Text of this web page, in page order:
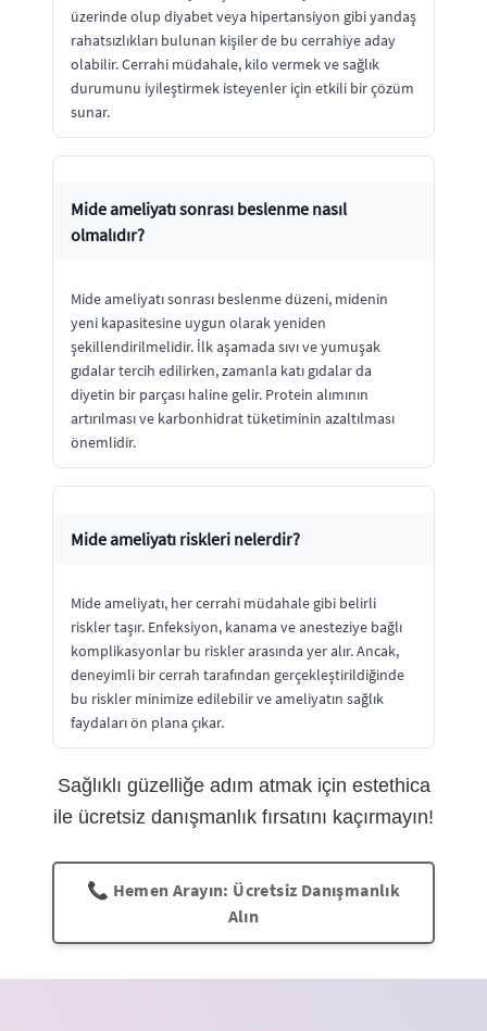
üzerinde olup diyabet veya hipertansiyon gibi yandaş
rahatsızlıkları bulunan kişiler de bu cerrahiye aday
olabilir. Cerrahi müdahale, kilo vermek ve sağlık
durumunu iyileştirmek isteyenler için etkili bir çözüm
sunar.
Mide ameliyatı sonrası beslenme nasıl
olmalıdır?
Mide ameliyatı sonrası beslenme düzeni, midenin
yeni kapasitesine uygun olarak yeniden
şekillendirilmelidir. İlk aşamada sıvı ve yumuşak
gıdalar tercih edilirken, zamanla katı gıdalar da
diyetin bir parçası haline gelir. Protein alımının
artırılması ve karbonhidrat tüketiminin azaltılması
önemlidir.
Mide ameliyatı riskleri nelerdir?
Mide ameliyatı, her cerrahi müdahale gibi belirli
riskler taşır. Enfeksiyon, kanama ve anesteziye bağlı
komplikasyonlar bu riskler arasında yer alır. Ancak,
deneyimli bir cerrah tarafından gerçekleştirildiğinde
bu riskler minimize edilebilir ve ameliyatın sağlık
faydaları ön plana çıkar.
Sağlıklı güzelliğe adım atmak için estethica
ile ücretsiz danışmanlık fırsatını kaçırmayın!
📞 Hemen Arayın: Ücretsiz Danışmanlık
Alın